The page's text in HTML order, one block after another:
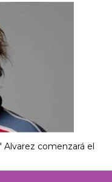
comenzará el